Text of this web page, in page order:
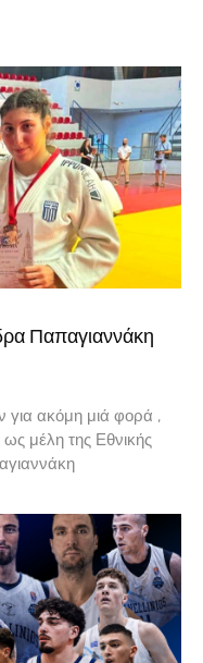
Παπαγιαννάκη
για ακόμη μιά φορά ,
μέλη της Εθνικής